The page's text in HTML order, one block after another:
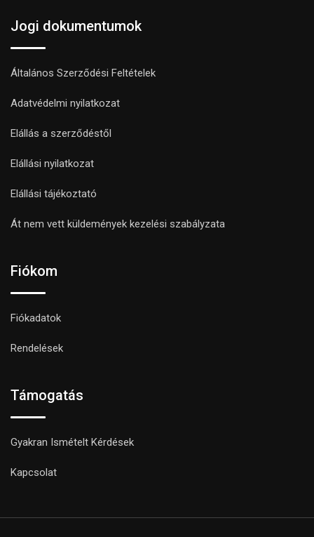
Jogi dokumentumok
Általános Szerződési Feltételek
Adatvédelmi nyilatkozat
Elállás a szerződéstől
Elállási nyilatkozat
Elállási tájékoztató
Át nem vett küldemények kezelési szabályzata
Fiókom
Fiókadatok
Rendelések
Támogatás
Gyakran Ismételt Kérdések
Kapcsolat